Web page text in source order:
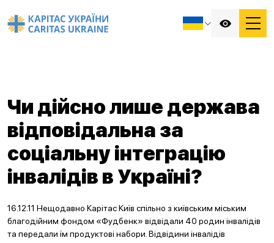
Чи дійсно лише держава
відповідальна за
соціальну інтеграцію
інвалідів в Україні?
16.12.11 Нещодавно Карітас Київ спільно з київським міським
благодійним фондом «Фудбенк» відвідали 40 родин інвалідів
та передали їм продуктові набори. Відвідини інвалідів